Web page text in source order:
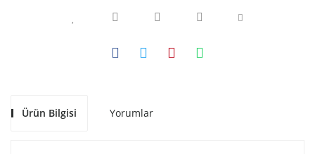
Ürün Bilgisi Yorumlar